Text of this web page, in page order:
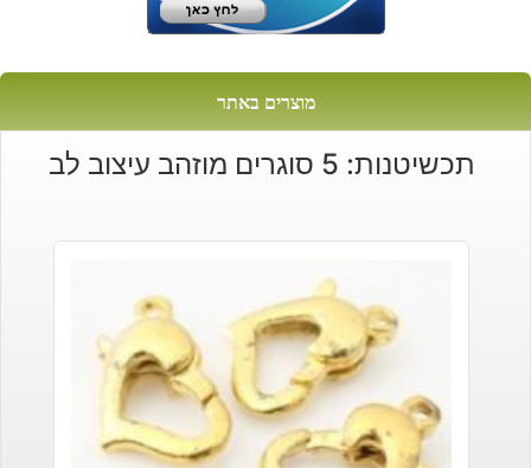
מוצרים באתר
תכשיטנות: 5 סוגרים מוזהב עיצוב לב